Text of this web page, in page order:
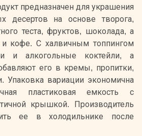
предназначен для украшения
десертов на основе творога,
теста, фруктов, шоколада, а
кофе. С халвичным топпингом
и алкогольные коктейли, а
его в кремы, пропитки,
Упаковка вариации экономична
пластиковая емкость с
крышкой. Производитель
ее в холодильнике после